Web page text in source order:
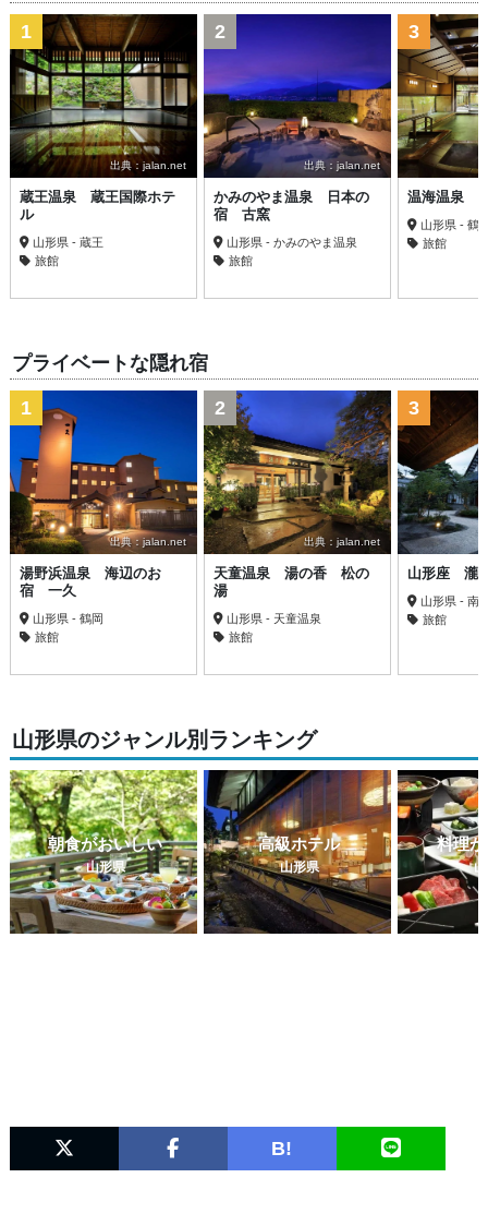
出典：jalan.net
1
蔵王温泉 蔵王国際ホテ
ル
山形県 - 蔵王
旅館
出典：jalan.net
2
かみのやま温泉 日本の
宿 古窯
山形県 - かみのやま温泉
旅館
3
温海温泉
山形県 - 鶴
旅館
プライベートな隠れ宿
出典：jalan.net
1
湯野浜温泉 海辺のお
宿 一久
山形県 - 鶴岡
旅館
出典：jalan.net
2
天童温泉 湯の香 松の
湯
山形県 - 天童温泉
旅館
3
山形座 瀧
山形県 - 南
旅館
山形県のジャンル別ランキング
朝食がおいしい
山形県
高級ホテル
山形県
料理
B!